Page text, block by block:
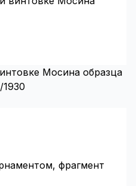
Мосина образца
1930